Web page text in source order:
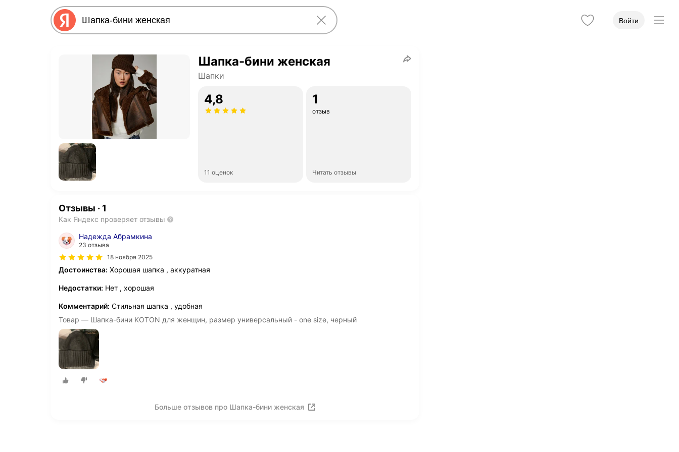
Войти
Шапка-бини женская
Шапки
4,8
11 оценок
1
отзыв
Читать отзывы
Отзывы · 1
Как Яндекс проверяет отзывы
Надежда Абрамкина
23 отзыва
18 ноября 2025
Достоинства: Хорошая шапка , аккуратная
Недостатки: Нет , хорошая
Комментарий: Стильная шапка , удобная
Товар — Шапка-бини KOTON для женщин, размер универсальный - one size, черный
Больше отзывов про Шапка-бини женская